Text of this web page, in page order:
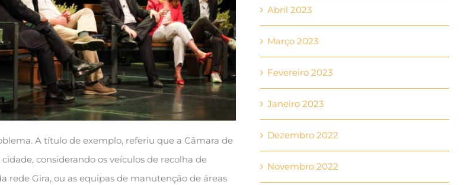
A título de exemplo, referiu que a Câmara de
considerando os veículos de recolha de
rede Gira, ou as equipas de manutenção de áreas
Abril 2023
Março 2023
Fevereiro 2023
Janeiro 2023
Dezembro 2022
Novembro 2022